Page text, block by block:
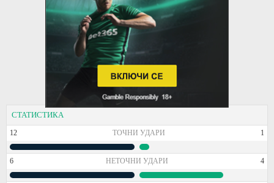
СТАТИСТИКА
12 ТОЧНИ УДАРИ 1
6 НЕТОЧНИ УДАРИ 4